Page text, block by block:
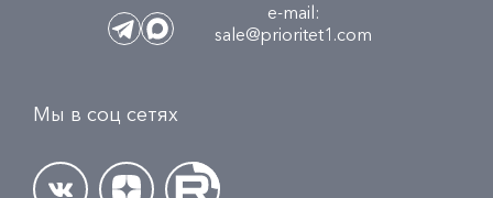
e-mail:
sale@prioritet1.com
Мы в соц сетях